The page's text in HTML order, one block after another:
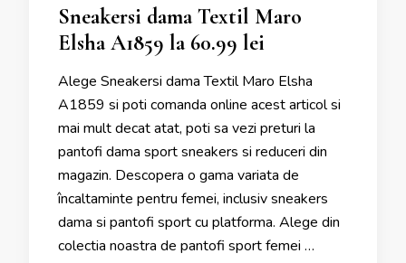
Sneakersi dama Textil Maro
Elsha A1859 la 60.99 lei
Alege Sneakersi dama Textil Maro Elsha
A1859 si poti comanda online acest articol si
mai mult decat atat, poti sa vezi preturi la
pantofi dama sport sneakers si reduceri din
magazin. Descopera o gama variata de
încaltaminte pentru femei, inclusiv sneakers
dama si pantofi sport cu platforma. Alege din
colectia noastra de pantofi sport femei …